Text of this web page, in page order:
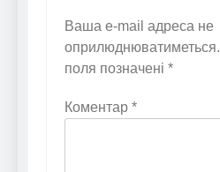
Ваша e-mail адреса не
оприлюднюватиметься.
поля позначені *
Коментар *